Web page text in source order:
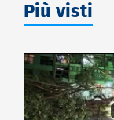
Più visti